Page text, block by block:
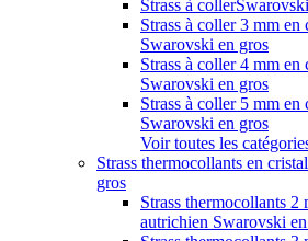
Strass à
Strass à coller 3 mm en
Swarovski en gros
Strass à coller 4 mm en
Swarovski en gros
Strass à coller 5 mm en
Swarovski en gros
Voir toutes les
Strass thermocollants en
gros
Strass thermocollants
autrichien Swarovski